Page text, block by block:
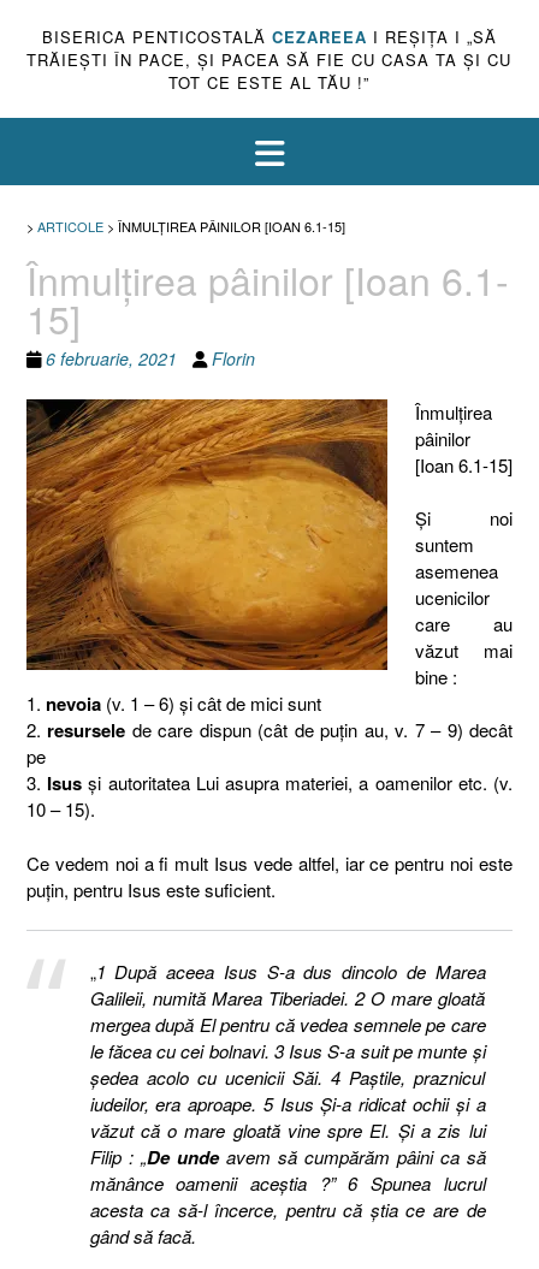
BISERICA PENTICOSTALĂ CEZAREEA I REŞIŢA I „SĂ
TRĂIEŞTI ÎN PACE, ŞI PACEA SĂ FIE CU CASA TA ŞI CU
TOT CE ESTE AL TĂU !”
> ARTICOLE > ÎNMULŢIREA PÂINILOR [IOAN 6.1-15]
Înmulţirea pâinilor [Ioan 6.1-
15]
6 februarie, 2021 Florin
Înmulţirea
pâinilor
[Ioan 6.1-15]
Şi noi
suntem
asemenea
ucenicilor
care au
văzut mai
bine :
1. nevoia (v. 1 – 6) şi cât de mici sunt
2. resursele de care dispun (cât de puţin au, v. 7 – 9) decât
pe
3. Isus şi autoritatea Lui asupra materiei, a oamenilor etc. (v.
10 – 15).
Ce vedem noi a fi mult Isus vede altfel, iar ce pentru noi este
puţin, pentru Isus este suficient.
„1 După aceea Isus S-a dus dincolo de Marea
Galileii, numită Marea Tiberiadei. 2 O mare gloată
mergea după El pentru că vedea semnele pe care
le făcea cu cei bolnavi. 3 Isus S-a suit pe munte şi
şedea acolo cu ucenicii Săi. 4 Paştile, praznicul
iudeilor, era aproape. 5 Isus Şi-a ridicat ochii şi a
văzut că o mare gloată vine spre El. Şi a zis lui
Filip : „De undeavem să cumpărăm pâini ca să
mănânce oamenii aceştia ?” 6 Spunea lucrul
acesta ca să-l încerce, pentru că ştia ce are de
gând să facă.